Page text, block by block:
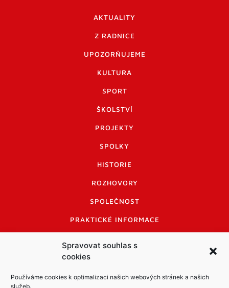
Spravovat souhlas s
cookies
Používáme cookies k optimalizaci našich webových stránek a našich
služeb.
AKTUALITY
Z RADNICE
UPOZORŇUJEME
KULTURA
SPORT
ŠKOLSTVÍ
PROJEKTY
SPOLKY
HISTORIE
ROZHOVORY
SPOLEČNOST
PRAKTICKÉ INFORMACE
INFORMACE A KODEX DISKUTUJÍCÍCH
LOGO A LOGO MANUÁL